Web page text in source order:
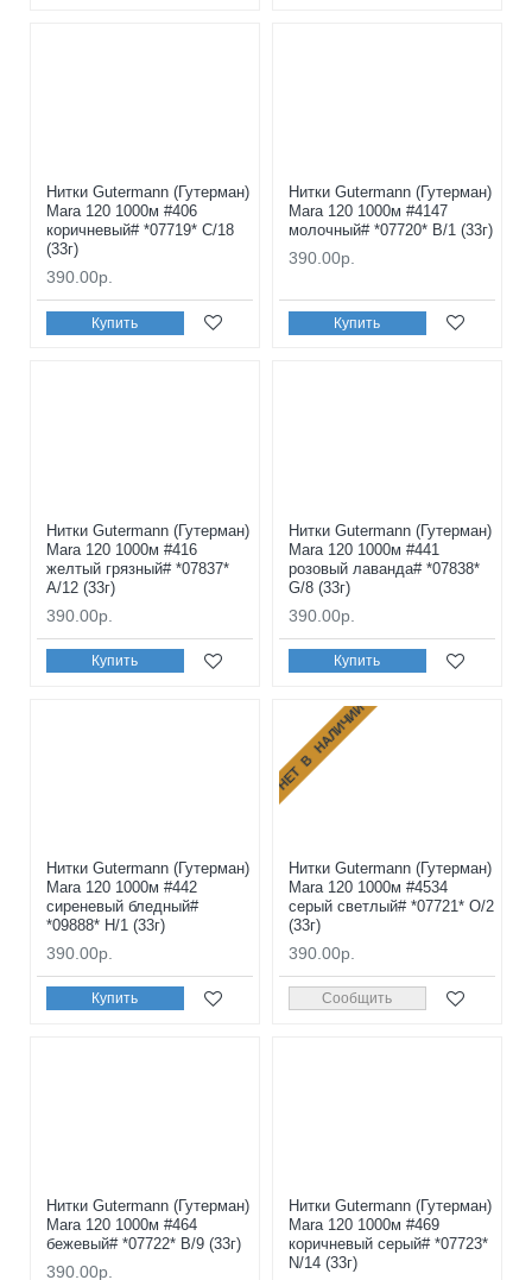
Нитки Gutermann (Гутерман)
Mara 120 1000м #406
коричневый# *07719* C/18
(33г)
390.00р.
Купить
Нитки Gutermann (Гутерман)
Mara 120 1000м #4147
молочный# *07720* B/1 (33г)
390.00р.
Купить
Нитки Gutermann (Гутерман)
Mara 120 1000м #416
желтый грязный# *07837*
A/12 (33г)
390.00р.
Купить
Нитки Gutermann (Гутерман)
Mara 120 1000м #441
розовый лаванда# *07838*
G/8 (33г)
390.00р.
Купить
Нитки Gutermann (Гутерман)
Mara 120 1000м #442
сиреневый бледный#
*09888* H/1 (33г)
390.00р.
Купить
НЕТ В НАЛИЧИИ
Нитки Gutermann (Гутерман)
Mara 120 1000м #4534
серый светлый# *07721* O/2
(33г)
390.00р.
Сообщить
Нитки Gutermann (Гутерман)
Mara 120 1000м #464
бежевый# *07722* B/9 (33г)
390.00р.
Нитки Gutermann (Гутерман)
Mara 120 1000м #469
коричневый серый# *07723*
N/14 (33г)